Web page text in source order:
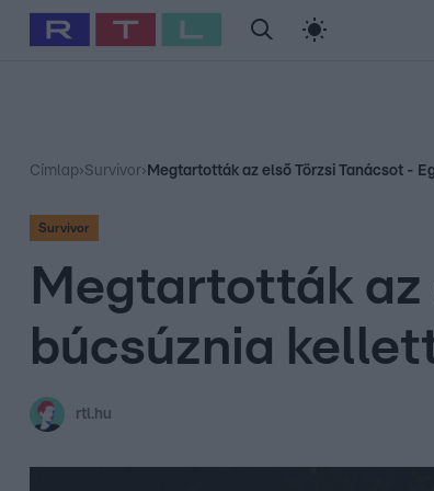
Babits Marcella Szellő István Most Wanted
Címlap›Survivor› Megtartották az első Törzsi Tanácsot -
Survivor
Megtartották az
búcsúznia
rtl.hu